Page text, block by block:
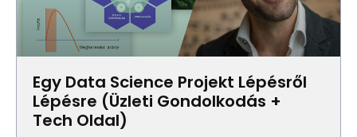
Egy Data Science Projekt Lépésről
Lépésre (Üzleti Gondolkodás +
Tech Oldal)